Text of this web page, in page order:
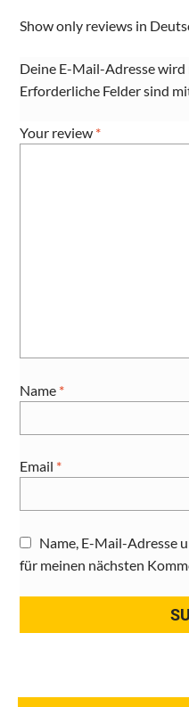
Show only reviews in
Deine E-Mail-Adresse
Erforderliche Felder sind
Your review *
Name *
Email *
Name, E-Mail-Adresse
für meinen nächsten